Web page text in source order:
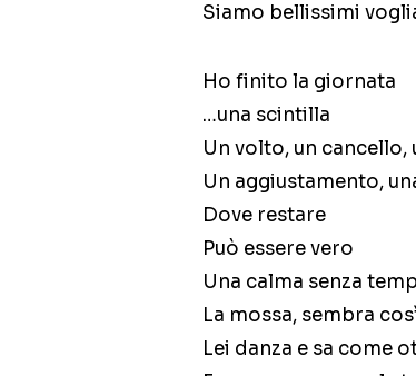
Siamo bellissimi
Ho finito la giornata
…una scintilla
Un volto, un cancello,
Un aggiustamento,
Dove restare
Può essere vero
Una calma senza
La mossa, sembra
Lei danza e sa come